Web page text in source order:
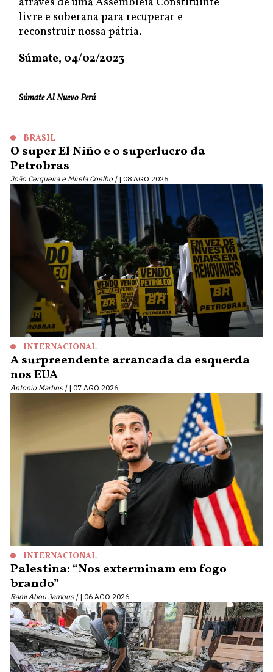
livre e soberana para recuperar e
reconstruir nossa pátria.
Súmate, 04/02/2023
Súmate Al Nuevo Perú
BRASIL
O super El Niño e o superlucro da
Petrobras
João Cerqueira e Mirela Coelho | 08 AGO 2026
INTERNACIONAL
A surpreendente arrancada da esquerda
nos EUA
Antonio Martins | 07 AGO 2026
INTERNACIONAL
Palestina: “Nos exterminam em fogo
brando”
Rami Abou Jamous | 06 AGO 2026